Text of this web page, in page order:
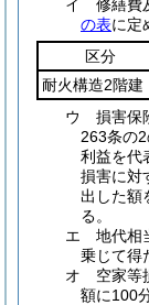
イ
修繕費
の表に定
区分
耐火構造2階建
ウ
損害
263条の
利益を代
損害に対
出した額
る。
エ
地代相
乗じて得
オ
空家
額に100